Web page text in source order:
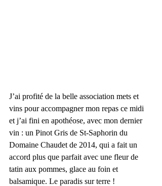
J’ai profité de la belle association mets et
vins pour accompagner mon repas ce midi
et j’ai fini en apothéose, avec mon dernier
vin : un Pinot Gris de St-Saphorin du
Domaine Chaudet de 2014, qui a fait un
accord plus que parfait avec une fleur de
tatin aux pommes, glace au foin et
balsamique. Le paradis sur terre !